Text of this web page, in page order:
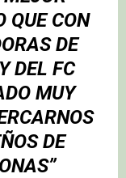
QUE CON
DE
DEL FC
MUY
DE